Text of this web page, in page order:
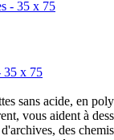
35 x 75
sans acide, en
vous aident à
des